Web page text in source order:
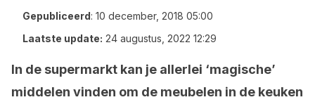
Gepubliceerd: 10 december, 2018 05:00
Laatste update: 24 augustus, 2022 12:29
In de supermarkt kan je allerlei ‘magische’
middelen vinden om de meubelen in de keuken